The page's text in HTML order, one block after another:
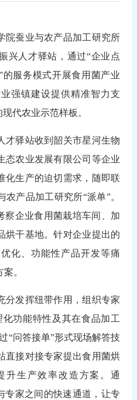
蚕业与农产品加工研究所
兴人才驿站，通过“企业点
的服务模式开展食用菌产业
强镇建设提供精准智力支
代农业示范样板。
驿站收到韶关市星河生物
态农业发展有限公司等企业
化生产的迫切需求，随即联
产品加工研究所“派单”。
察企业食用菌栽培车间、加
烘干基地。针对企业提出的
化、功能性产品开发等痛
。
发挥纽带作用，组织专家
功能特性及其在食品加工
“问答接单”形式现场解答技
直接对接专家提出食用菌烘
升生产效率改造方案。通
专家之间的快速通道，让专